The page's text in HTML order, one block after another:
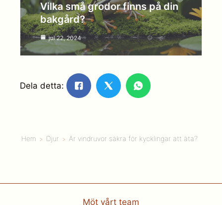
Vilka små grodor finns på din
bakgård?
jul 22, 2024
Dela detta:
Hem Djur Är vindruvor säkra för kycklingar att äta?
Möt vårt team